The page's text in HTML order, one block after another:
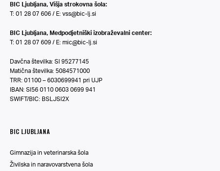
BIC Ljubljana, Višja strokovna šola:
T: 01 28 07 606 / E: vss@bic-lj.si
BIC Ljubljana, Medpodjetniški izobraževalni center:
T: 01 28 07 609 / E: mic@bic-lj.si
Davčna številka: SI 95277145
Matična številka: 5084571000
TRR: 01100 – 6030699941 pri UJP
IBAN: SI56 0110 0603 0699 941
SWIFT/BIC: BSLJSI2X
BIC LJUBLJANA
Gimnazija in veterinarska šola
Živilska in naravovarstvena šola